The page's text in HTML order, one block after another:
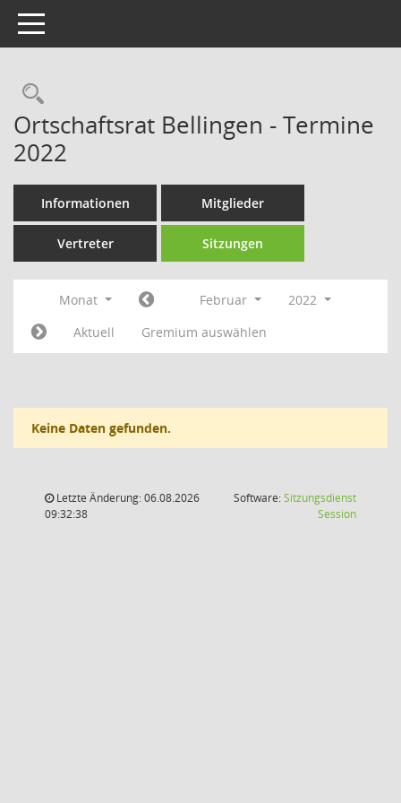
Toggle navigation
Rechercheauswahl
Ortschaftsrat Bellingen - Termine
2022
Informationen Mitglieder
Vertreter Sitzungen
Monat Februar
2022
Aktuell
Gremium auswählen
Keine Daten gefunden.
Letzte Änderung: 06.08.2026
09:32:38
Software:Sitzungsdienst
Session(Wird in